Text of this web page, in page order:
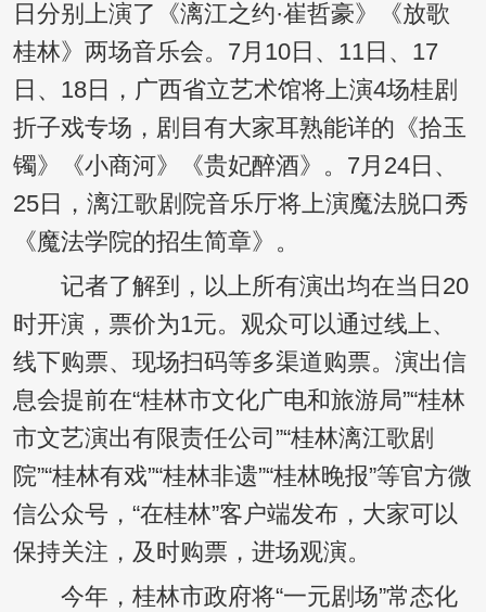
日分别上演了《漓江之约·崔哲豪》《放歌
桂林》两场音乐会。7月10日、11日、17
日、18日，广西省立艺术馆将上演4场桂剧
折子戏专场，剧目有大家耳熟能详的《拾玉
镯》《小商河》《贵妃醉酒》。7月24日、
25日，漓江歌剧院音乐厅将上演魔法脱口秀
《魔法学院的招生简章》。
记者了解到，以上所有演出均在当日20
时开演，票价为1元。观众可以通过线上、
线下购票、现场扫码等多渠道购票。演出信
息会提前在“桂林市文化广电和旅游局”“桂林
市文艺演出有限责任公司”“桂林漓江歌剧
院”“桂林有戏”“桂林非遗”“桂林晚报”等官方微
信公众号，“在桂林”客户端发布，大家可以
保持关注，及时购票，进场观演。
今年，桂林市政府将“一元剧场”常态化